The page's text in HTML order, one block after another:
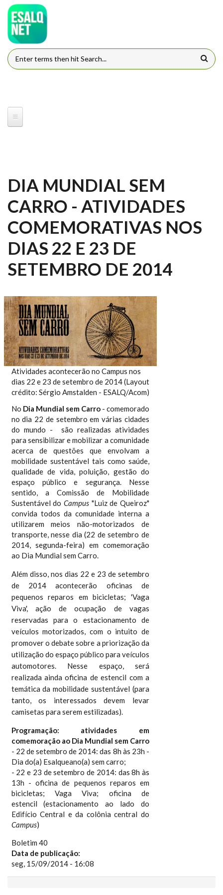
Pular para o conteúdo principal
FORMULÁRIO DE BUSCA
DIA MUNDIAL SEM
CARRO - ATIVIDADES
COMEMORATIVAS NOS
DIAS 22 E 23 DE
SETEMBRO DE 2014
Atividades acontecerão no Campus nos
dias 22 e 23 de setembro de 2014 (Layout
crédito: Sérgio Amstalden - ESALQ/Acom)
No Dia Mundial sem Carro- comemorado
no dia 22 de setembro em várias cidades
do mundo - são realizadas atividades
para sensibilizar e mobilizar a comunidade
acerca de questões que envolvam a
mobilidade sustentável tais como saúde,
qualidade de vida, poluição, gestão do
espaço público e segurança. Nesse
sentido, a Comissão de Mobilidade
Sustentável do Campus"Luiz de Queiroz"
convida todos da comunidade interna a
utilizarem meios não-motorizados de
transporte, nesse dia (22 de setembro de
2014, segunda-feira) em comemoração
ao Dia Mundial sem Carro.
Além disso, nos dias 22 e 23 de setembro
de 2014 acontecerão oficinas de
pequenos reparos em bicicletas; 'Vaga
Viva', ação de ocupação de vagas
reservadas para o estacionamento de
veículos motorizados, com o intuito de
promover o debate sobre a priorização da
utilização do espaço público para veículos
automotores. Nesse espaço, será
realizada ainda oficina de estencil com a
temática da mobilidade sustentável (para
tanto, os interessados devem levar
camisetas para serem estilizadas).
Programação: atividades em
comemoração ao Dia Mundial sem Carro
- 22 de setembro de 2014: das 8h às 23h -
Dia do(a) Esalqueano(a) sem carro;
- 22 e 23 de setembro de 2014: das 8h às
13h - oficina de pequenos reparos em
bicicletas; Vaga Viva; oficina de
estencil(estacionamento ao lado do
Edifício Central e da colônia central do
Campus)
Boletim 40
Data de publicação:
seg, 15/09/2014 - 16:08